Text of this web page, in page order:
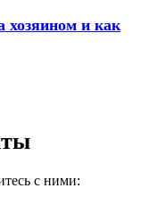
хозяином и как
с ними: